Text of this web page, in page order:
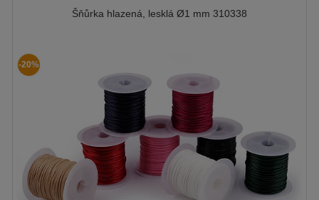
Šňůrka hlazená, lesklá Ø1 mm 310338
-20%